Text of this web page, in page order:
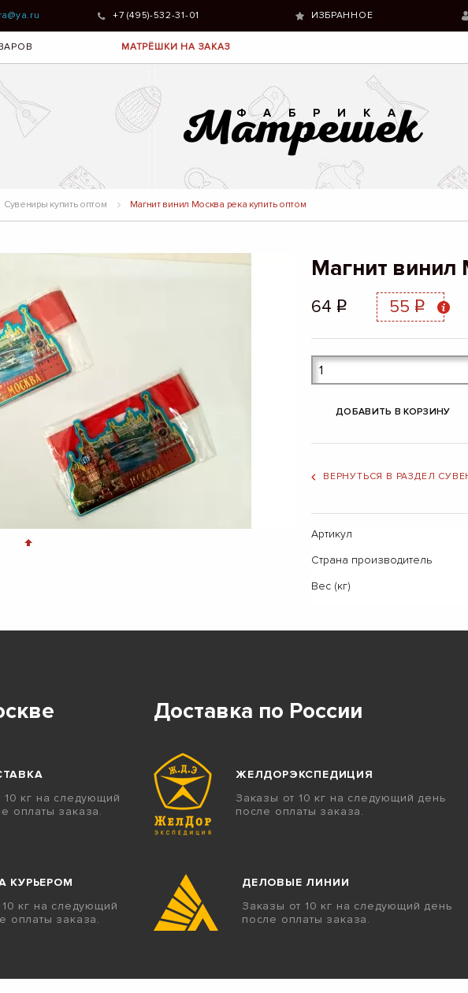
+7 (495)-532-31-01 ИЗБРАННОЕ
МАТРЁШКИ НА ЗАКАЗ
Сувениры купить оптом Магнит винил Москва река купить оптом
Магнит винил
64 q 55 q
ДОБАВИТЬ В КОРЗИНУ
ВЕРНУТЬСЯ В РАЗДЕЛ
Артикул
Страна производитель
Вес (кг)
10 кг на следующий
оплаты заказа.
Доставка по России
ЖЕЛДОРЭКСПЕДИЦИЯ
Заказы от 10 кг на следующий день
после оплаты заказа.
КУРЬЕРОМ
кг на следующий
оплаты заказа.
ДЕЛОВЫЕ ЛИНИИ
Заказы от 10 кг на следующий день
после оплаты заказа.